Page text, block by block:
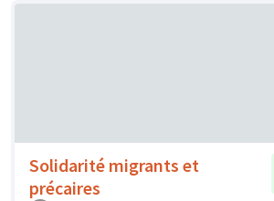
Solidarité migrants et
précaires